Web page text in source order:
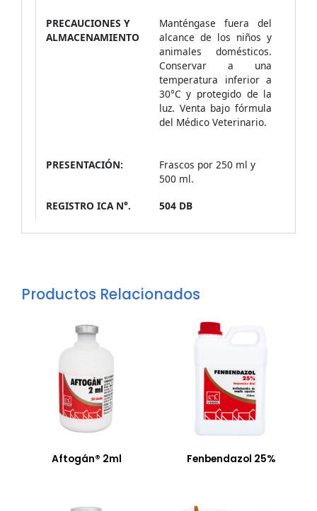
PRECAUCIONES Y
ALMACENAMIENTO
Manténgase fuera del
alcance de los niños y
animales domésticos.
Conservar a una
temperatura inferior a
30°C y protegido de la
luz. Venta bajo fórmula
del Médico Veterinario.
PRESENTACIÓN:
Frascos por 250 ml y
500 ml.
REGISTRO ICA N°.
504 DB
Productos Relacionados
Aftogán® 2ml Fenbendazol 25%